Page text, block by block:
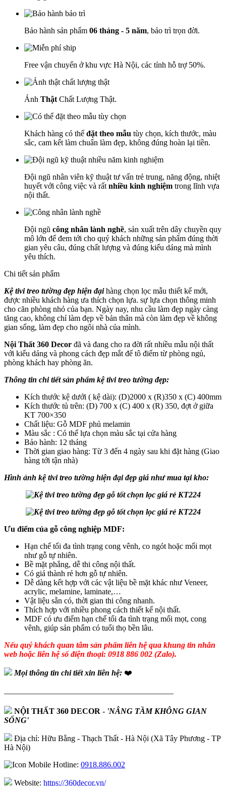
Bảo hành sản phẩm 06 tháng - 5 năm, bảo trì trọn đời.
Free vận chuyển ở khu vực Hà Nội, các tỉnh hỗ trợ 50%.
Ảnh Thật Chất Lượng Thật.
Khách hàng có thể đặt theo mẫu tùy chọn, kích thước, màu
sắc, cam kết làm chuẩn làm đẹp, không đúng hoàn lại tiền.
Đội ngũ nhân viên kỹ thuật tư vấn trẻ trung, năng động, nhiệt
huyết với công việc và rất nhiều kinh nghiệm trong lĩnh vựa
nội thất.
Đội ngũ công nhân lành nghề, sản xuất trên dây chuyền quy
mô lớn để đem tới cho quý khách những sản phẩm đúng thời
gian yêu câu, đúng chất lượng và đúng kiểu dáng mà mình
yêu thích.
Chi tiết sản phẩm
Kệ tivi treo tường đẹp hiện đạihàng chọn lọc mẫu thiết kế mới,
được nhiều khách hàng ưa thích chọn lựa. sự lựa chọn thông minh
cho căn phòng nhỏ của bạn. Ngày nay, nhu cầu làm đẹp ngày càng
tăng cao, không chỉ làm đẹp về bản thân mà còn làm đẹp về không
gian sống, làm đẹp cho ngôi nhà của mình.
Nội Thất 360 Decor đã và đang cho ra đời rất nhiều mẫu nội thất
với kiểu dáng và phong cách đẹp mắt để tô điểm từ phòng ngủ,
phòng khách hay phòng ăn.
Thông tin chi tiết sản phẩm kệ tivi treo tường đẹp:
Kích thước kệ dưới ( kệ dài): (D)2000 x (R)350 x (C) 400mm
Kích thước tủ trên: (D) 700 x (C) 400 x (R) 350, đợt ở giữa
KT 700×350
Chất liệu: Gỗ MDF phủ melamin
Màu sắc : Có thể lựa chọn màu sắc tại cửa hàng
Bảo hành: 12 tháng
Thời gian giao hàng: Từ 3 đến 4 ngày sau khi đặt hàng (Giao
hàng tới tận nhà)
Hình ảnh kệ tivi treo tường hiện đại đẹp giá như mua tại kho:
Ưu điểm của gỗ công nghiệp MDF:
Hạn chế tối đa tình trạng cong vênh, co ngót hoặc mối mọt
như gỗ tự nhiên.
Bề mặt phẳng, dễ thi công nội thất.
Có giá thành rẻ hơn gỗ tự nhiên.
Dễ dàng kết hợp với các vật liệu bề mặt khác như Veneer,
acrylic, melamine, laminate,…
Vật liệu sẵn có, thời gian thi công nhanh.
Thích hợp với nhiều phong cách thiết kế nội thất.
MDF có ưu điểm hạn chế tối đa tình trạng mối mọt, cong
vênh, giúp sản phẩm có tuổi thọ bền lâu.
Nếu quý khách quan tâm sản phẩm liên hệ qua khung tin nhắn
web hoặc liên hệ số điện thoại: 0918 886 002 (Zalo).
Mọi thông tin chi tiết xin liên hệ: ❤️
—————————————————————
NỘI THẤT 360 DECOR - 'NÂNG TẦM KHÔNG GIAN
SỐNG'
Địa chỉ: Hữu Bằng - Thạch Thất - Hà Nội (Xã Tây Phương - TP
Hà Nội)
Hotline: 0918.886.002
Website: https://360decor.vn/